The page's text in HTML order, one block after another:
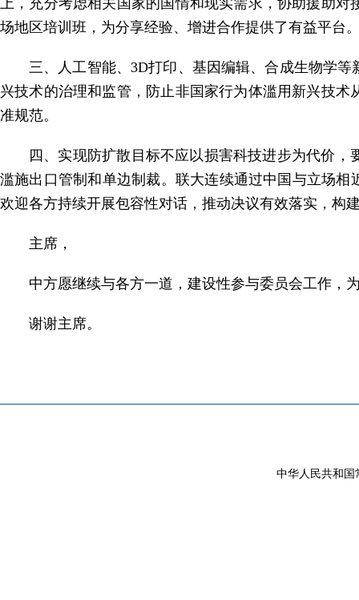
上，充分考虑相关国家的国情和现实需求，协助援助
场地区培训班，为分享经验、增进合作提供了有益平台
三、人工智能、3D打印、基因编辑、合成生物学
兴技术的治理和监管，防止非国家行为体滥用新兴技
准规范。
四、实现防扩散目标不应以损害科技进步为代价
滥施出口管制和单边制裁。联大连续通过中国与立场
欢迎各方持续开展包容性对话，推动决议有效落实，构
主席，
中方愿继续与各方一道，建设性参与委员会工作，
谢谢主席。
中华人民共和国